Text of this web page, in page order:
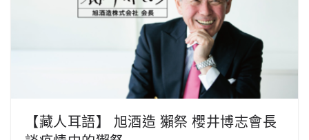
【藏人耳語】 旭酒造 獺祭 櫻井博志會長